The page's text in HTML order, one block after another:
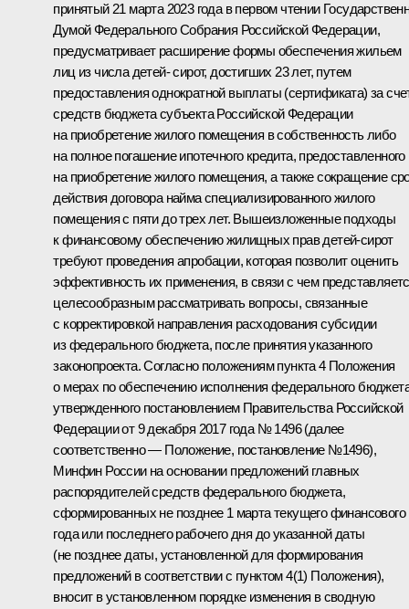
принятый 21 марта 2023 года в первом чтении
Думой Федерального Собрания Российской Федерации,
предусматривает расширение формы обеспечения жильем
лиц из числа детей- сирот, достигших 23 лет, путем
предоставления однократной выплаты (сертификата) за
средств бюджета субъекта Российской Федерации
на приобретение жилого помещения в собственность либо
на полное погашение ипотечного кредита, предоставленного
на приобретение жилого помещения, а также сокращение
действия договора найма специализированного жилого
помещения с пяти до трех лет. Вышеизложенные подходы
к финансовому обеспечению жилищных прав детей-сирот
требуют проведения апробации, которая позволит оценить
эффективность их применения, в связи с чем
целесообразным рассматривать вопросы, связанные
с корректировкой направления расходования субсидии
из федерального бюджета, после принятия указанного
законопроекта. Согласно положениям пункта 4 Положения
о мерах по обеспечению исполнения федерального
утвержденного постановлением Правительства Российской
Федерации от 9 декабря 2017 года № 1496 (далее
соответственно — Положение, постановление №1496),
Минфин России на основании предложений главных
распорядителей средств федерального бюджета,
сформированных не позднее 1 марта текущего финансового
года или последнего рабочего дня до указанной даты
(не позднее даты, установленной для формирования
предложений в соответствии с пунктом 4(1) Положения),
вносит в установленном порядке изменения в сводную